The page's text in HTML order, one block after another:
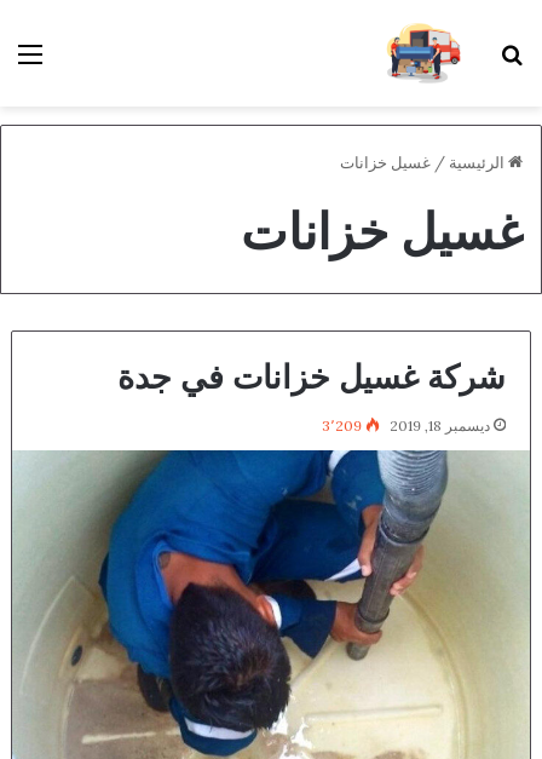
بحث عن
الرئيسية / غسيل خزانات
غسيل خزانات
شركة غسيل خزانات في جدة
ديسمبر 18, 2019 3٬209